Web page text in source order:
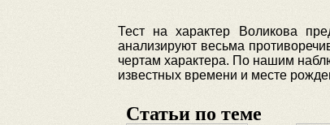
Тест на характер Воликова
анализируют весьма
чертам характера. По нашим
известных времени и месте
Статьи по теме